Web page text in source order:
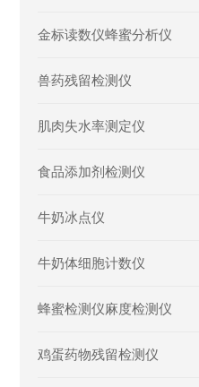
金标读数仪蜂蜜分析仪
兽药残留检测仪
肌肉失水率测定仪
食品添加剂检测仪
牛奶冰点仪
牛奶体细胞计数仪
蜂蜜检测仪麻度检测仪
鸡蛋药物残留检测仪